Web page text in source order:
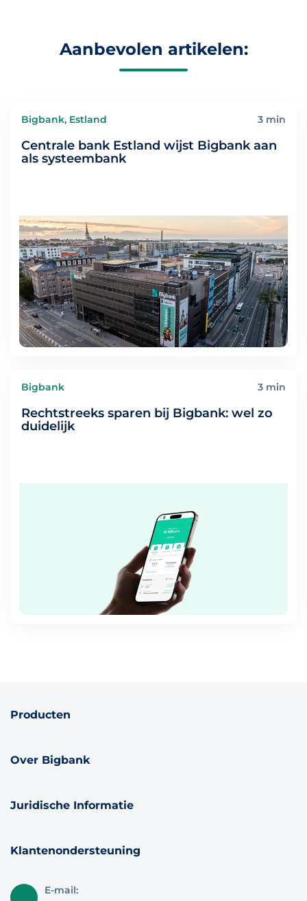
Aanbevolen artikelen:
Bigbank, Estland 3 min
Centrale bank Estland wijst Bigbank aan
als systeembank
Bigbank 3 min
Rechtstreeks sparen bij Bigbank: wel zo
duidelijk
Producten
Over Bigbank
Juridische Informatie
Klantenondersteuning
E-mail: